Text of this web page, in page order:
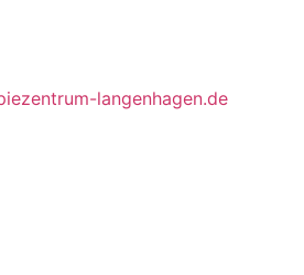
langenhagen.de